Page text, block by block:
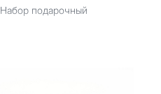
Набор подарочный